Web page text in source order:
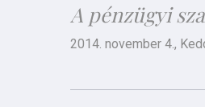
A pénzügyi
2014. november 4.,